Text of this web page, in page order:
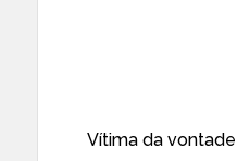
Vítima da